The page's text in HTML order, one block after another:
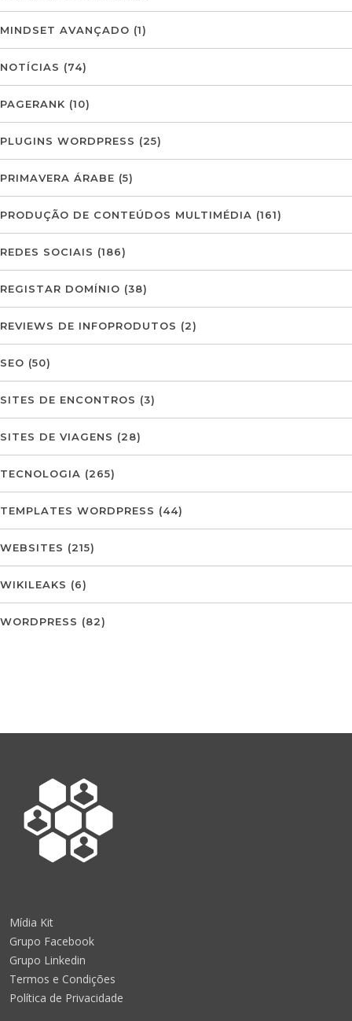
MINDSET AVANÇADO (1)
NOTÍCIAS (74)
PAGERANK (10)
PLUGINS WORDPRESS (25)
PRIMAVERA ÁRABE (5)
PRODUÇÃO DE CONTEÚDOS MULTIMÉDIA (161)
REDES SOCIAIS (186)
REGISTAR DOMÍNIO (38)
REVIEWS DE INFOPRODUTOS (2)
SEO (50)
SITES DE ENCONTROS (3)
SITES DE VIAGENS (28)
TECNOLOGIA (265)
TEMPLATES WORDPRESS (44)
WEBSITES (215)
WIKILEAKS (6)
WORDPRESS (82)
Mídia Kit
Grupo Facebook
Grupo Linkedin
Termos e Condições
Política de Privacidade